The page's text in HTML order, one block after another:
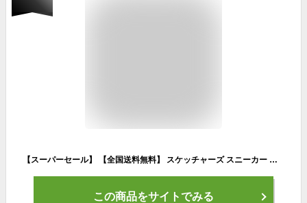
【スーパーセール】 【全国送料無料】 スケッチャーズ スニーカー メンズ スリップインズ スリッポン サミット キーペース 232469W 232469 SKECHERS Slip ins Summits Key Pace スポーツ ランニング 軽量
この商品をサイトでみる